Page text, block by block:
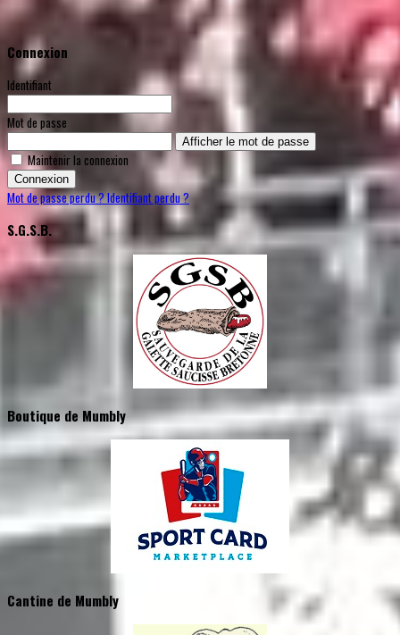
Connexion
Identifiant
Mot de passe
Afficher le mot de passe
Maintenir la connexion
Connexion
Mot de passe perdu ?Identifiant perdu ?
S.G.S.B.
Boutique de Mumbly
Cantine de Mumbly